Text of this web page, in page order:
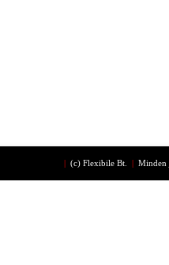
(c) Flexibile Bt. Minden